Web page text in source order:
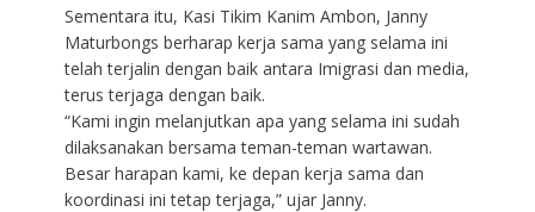
Sementara itu, Kasi Tikim Kanim Ambon, Janny
Maturbongs berharap kerja sama yang selama ini
telah terjalin dengan baik antara Imigrasi dan media,
terus terjaga dengan baik.
“Kami ingin melanjutkan apa yang selama ini sudah
dilaksanakan bersama teman-teman wartawan.
Besar harapan kami, ke depan kerja sama dan
koordinasi ini tetap terjaga,” ujar Janny.